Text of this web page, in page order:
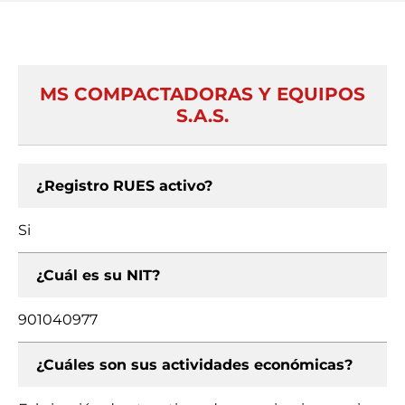
MS COMPACTADORAS Y EQUIPOS
S.A.S.
¿Registro RUES activo?
Si
¿Cuál es su NIT?
901040977
¿Cuáles son sus actividades económicas?